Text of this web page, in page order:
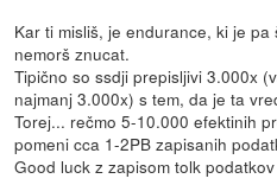
Kar ti misliš, je endurance, ki je
nemorš znucat.
Tipično so ssdji prepisljivi 3.000x
najmanj 3.000x) s tem, da je ta
Torej... rečmo 5-10.000 efektinih
pomeni cca 1-2PB zapisanih
Good luck z zapisom tolk